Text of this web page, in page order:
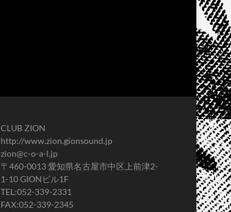
CLUB ZION
http://www.zion.gionsound.jp
zion@c-o-a-l.jp
〒460-0013 愛知県名古屋市中区上前津2-
1-10 GIONビル1F
TEL:052-339-2331
FAX:052-339-2345